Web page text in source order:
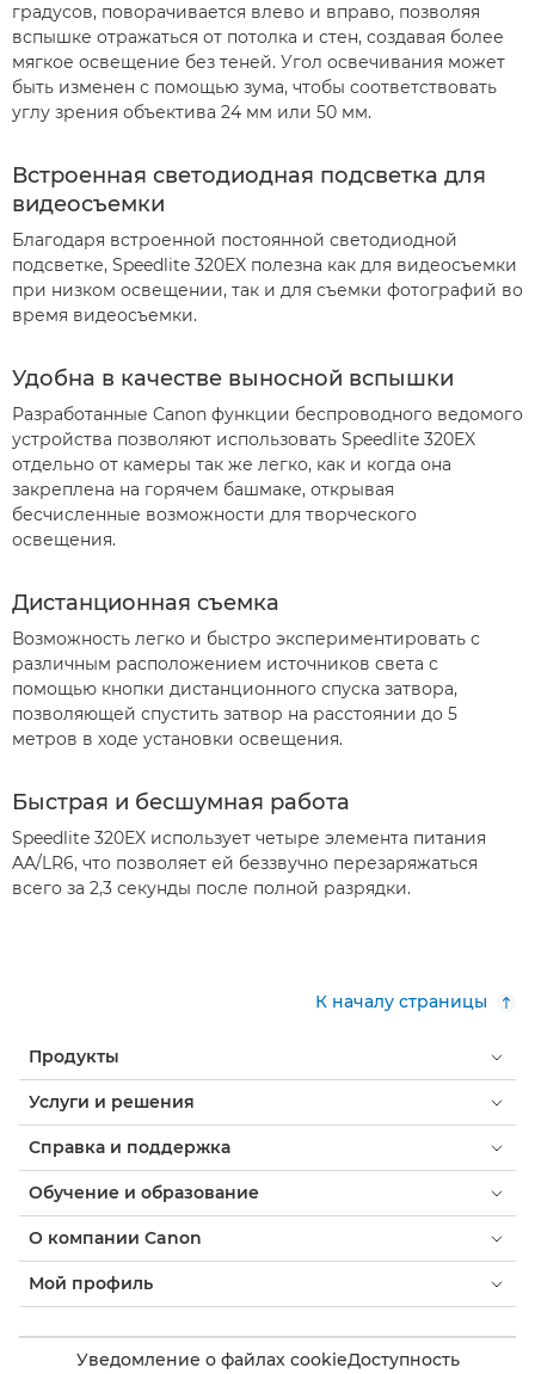
градусов, поворачивается влево и вправо, позволяя
вспышке отражаться от потолка и стен, создавая более
мягкое освещение без теней. Угол освечивания может
быть изменен с помощью зума, чтобы соответствовать
углу зрения объектива 24 мм или 50 мм.
Встроенная светодиодная подсветка для
видеосъемки
Благодаря встроенной постоянной светодиодной
подсветке, Speedlite 320EX полезна как для видеосъемки
при низком освещении, так и для съемки фотографий во
время видеосъемки.
Удобна в качестве выносной вспышки
Разработанные Canon функции беспроводного ведомого
устройства позволяют использовать Speedlite 320EX
отдельно от камеры так же легко, как и когда она
закреплена на горячем башмаке, открывая
бесчисленные возможности для творческого
освещения.
Дистанционная съемка
Возможность легко и быстро экспериментировать с
различным расположением источников света с
помощью кнопки дистанционного спуска затвора,
позволяющей спустить затвор на расстоянии до 5
метров в ходе установки освещения.
Быстрая и бесшумная работа
Speedlite 320EX использует четыре элемента питания
AA/LR6, что позволяет ей беззвучно перезаряжаться
всего за 2,3 секунды после полной разрядки.
К началу страницы
Продукты
Услуги и решения
Справка и поддержка
Обучение и образование
О компании Canon
Мой профиль
Уведомление о файлах cookieДоступность